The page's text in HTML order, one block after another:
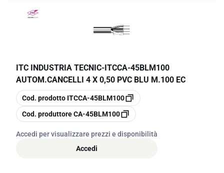
ITC INDUSTRIA TECNIC-ITCCA-45BLM100
AUTOM.CANCELLI 4 X 0,50 PVC BLU M.100 EC
copia
Cod. prodotto ITCCA-45BLM100
copia
Cod. produttoreCA-45BLM100
Accedi per visualizzare prezzi e disponibilità
Accedi